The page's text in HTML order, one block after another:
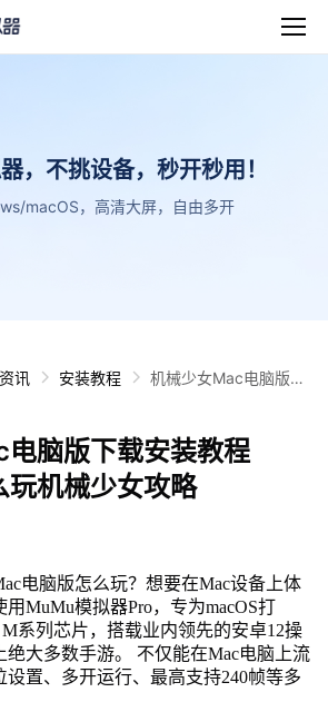
，不挑设备，秒开秒用！
macOS，高清大屏，自由多开
讯 安装教程
机械少女Mac电脑版下
脑版下载安装教程
机械少女攻略
电脑版怎么玩？想要在Mac设备上体
MuMu模拟器Pro，专为macOS打
系列芯片，搭载业内领先的安卓12操
绝大多数手游。 不仅能在Mac电脑上流
设置、多开运行、最高支持240帧等多